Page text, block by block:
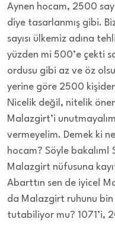
Aynen hocam, 2500
diye tasarlanmış gibi.
sayısı ülkemiz adına
yüzden mi 500’e çekti
ordusu gibi az ve öz
yerine göre 2500
Nicelik değil, nitelik
Malazgirt’i
vermeyelim. Demek ki
hocam? Söyle
Malazgirt nüfusuna
Abarttın sen de iyice!
da Malazgirt ruhunu bin
tutabiliyor mu? 1071’i,